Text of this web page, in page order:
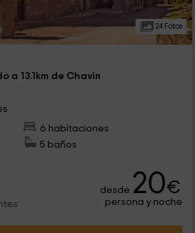
24 Fotos
a 13.1km de Chavin
6 habitaciones
5 baños
desde 20€
persona y noche